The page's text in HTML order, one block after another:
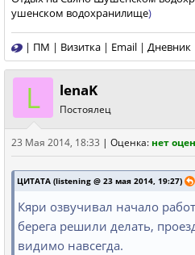
ушенском водохранилище)
| ПМ | Визитка | Email | Дневник
L lenaK
Постоялец
23 Мая 2014, 18:33 | Оценка: нет
ЦИТАТА (listening @ 23 мая 2014, 19:27)
Кяри озвучивал начало
берега решили делать,
видимо навсегда.